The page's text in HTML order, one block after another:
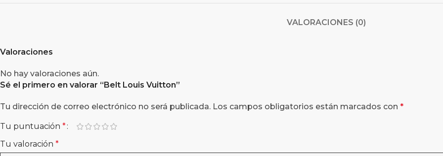
VALORACIONES (0)
Valoraciones
No hay valoraciones aún.
Sé el primero en valorar “Belt Louis Vuitton”
Tu dirección de correo electrónico no será publicada. Los campos obligatorios están marcados con *
Tu puntuación *
Tu valoración *